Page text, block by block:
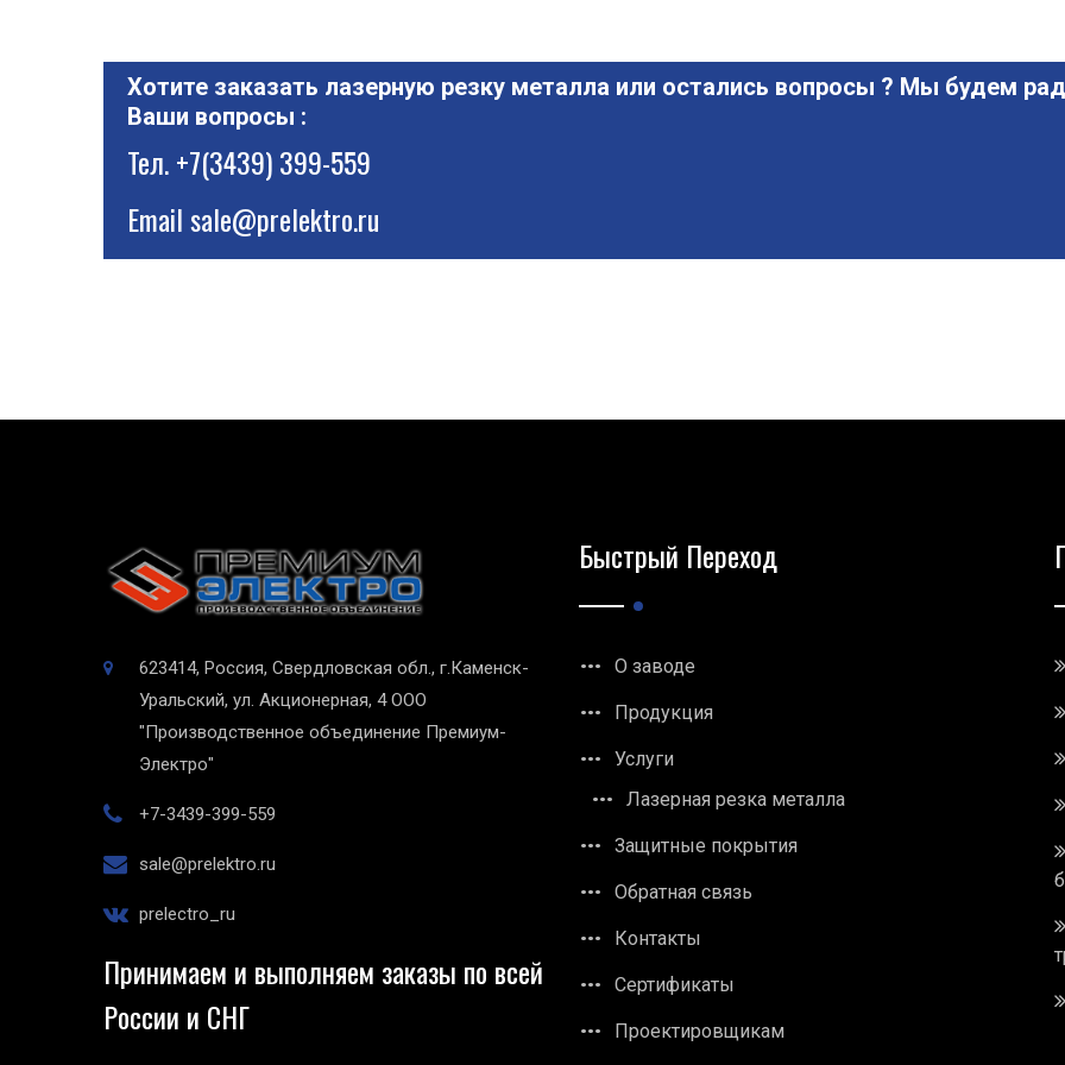
Хотите заказать лазерную резку металла или остались вопросы ? Мы будем
Ваши вопросы :
Тел.+7(3439) 399-559
Emailsale@prelektro.ru
623414, Россия, Свердловская обл., г.Каменск-
Уральский, ул. Акционерная, 4 ООО
"Производственное объединение Премиум-
Электро"
+7-3439-399-559
sale@prelektro.ru
prelectro_ru
Принимаем и выполняем заказы по всей
России и СНГ
Быстрый Переход
О заводе
Продукция
Услуги
Лазерная резка металла
Защитные покрытия
Обратная связь
Контакты
Сертификаты
Проектировщикам